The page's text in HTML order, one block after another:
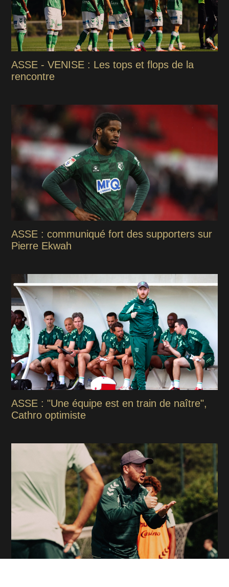
ASSE - VENISE : Les tops et flops de la
rencontre
ASSE : communiqué fort des supporters sur
Pierre Ekwah
ASSE : "Une équipe est en train de naître",
Cathro optimiste